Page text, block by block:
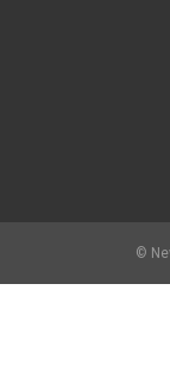
©
newsnepal.com